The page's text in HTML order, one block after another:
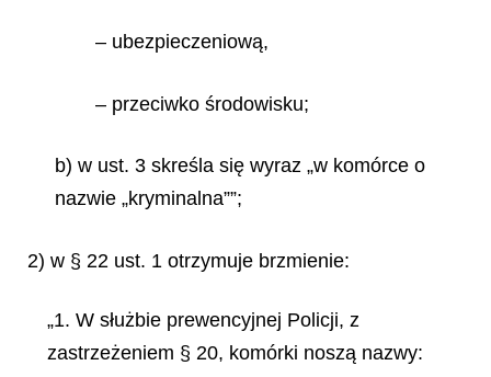
– ubezpieczeniową,
– przeciwko środowisku;
b) w ust. 3 skreśla się wyraz „w komórce o
nazwie „kryminalna””;
2) w § 22 ust. 1 otrzymuje brzmienie:
„1. W służbie prewencyjnej Policji, z
zastrzeżeniem § 20, komórki noszą nazwy: